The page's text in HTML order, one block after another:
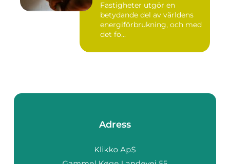
Fastigheter utgör en
betydande del av världens
energiförbrukning, och med
det fö...
Adress